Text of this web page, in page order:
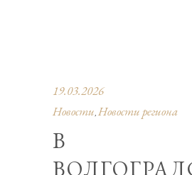
19.03.2026
Новости, Новости региона
В